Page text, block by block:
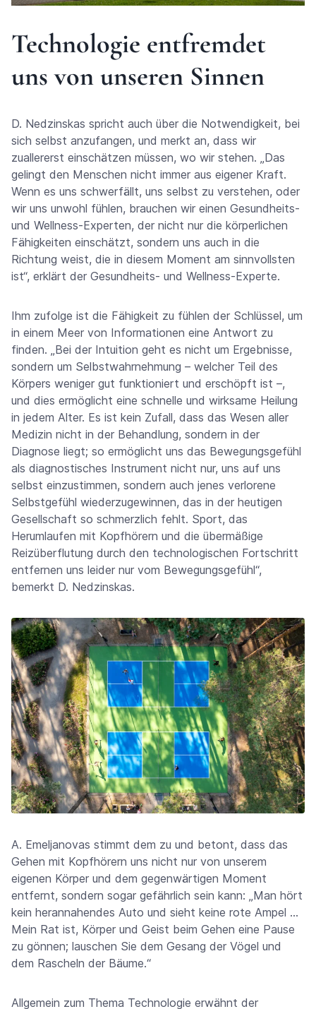
Technologie entfremdet
uns von unseren Sinnen
D. Nedzinskas spricht auch über die Notwendigkeit, bei
sich selbst anzufangen, und merkt an, dass wir
zuallererst einschätzen müssen, wo wir stehen. „Das
gelingt den Menschen nicht immer aus eigener Kraft.
Wenn es uns schwerfällt, uns selbst zu verstehen, oder
wir uns unwohl fühlen, brauchen wir einen Gesundheits-
und Wellness-Experten, der nicht nur die körperlichen
Fähigkeiten einschätzt, sondern uns auch in die
Richtung weist, die in diesem Moment am sinnvollsten
ist“, erklärt der Gesundheits- und Wellness-Experte.
Ihm zufolge ist die Fähigkeit zu fühlen der Schlüssel, um
in einem Meer von Informationen eine Antwort zu
finden. „Bei der Intuition geht es nicht um Ergebnisse,
sondern um Selbstwahrnehmung – welcher Teil des
Körpers weniger gut funktioniert und erschöpft ist –,
und dies ermöglicht eine schnelle und wirksame Heilung
in jedem Alter. Es ist kein Zufall, dass das Wesen aller
Medizin nicht in der Behandlung, sondern in der
Diagnose liegt; so ermöglicht uns das Bewegungsgefühl
als diagnostisches Instrument nicht nur, uns auf uns
selbst einzustimmen, sondern auch jenes verlorene
Selbstgefühl wiederzugewinnen, das in der heutigen
Gesellschaft so schmerzlich fehlt. Sport, das
Herumlaufen mit Kopfhörern und die übermäßige
Reizüberflutung durch den technologischen Fortschritt
entfernen uns leider nur vom Bewegungsgefühl“,
bemerkt D. Nedzinskas.
A. Emeljanovas stimmt dem zu und betont, dass das
Gehen mit Kopfhörern uns nicht nur von unserem
eigenen Körper und dem gegenwärtigen Moment
entfernt, sondern sogar gefährlich sein kann: „Man hört
kein herannahendes Auto und sieht keine rote Ampel …
Mein Rat ist, Körper und Geist beim Gehen eine Pause
zu gönnen; lauschen Sie dem Gesang der Vögel und
dem Rascheln der Bäume.“
Allgemein zum Thema Technologie erwähnt der